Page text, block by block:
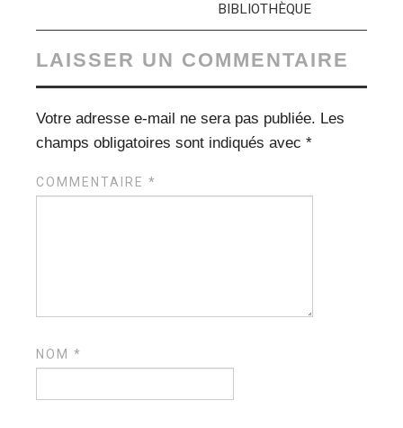
BIBLIOTHÈQUE
LAISSER UN COMMENTAIRE
Votre adresse e-mail ne sera pas publiée. Les
champs obligatoires sont indiqués avec*
COMMENTAIRE*
NOM*